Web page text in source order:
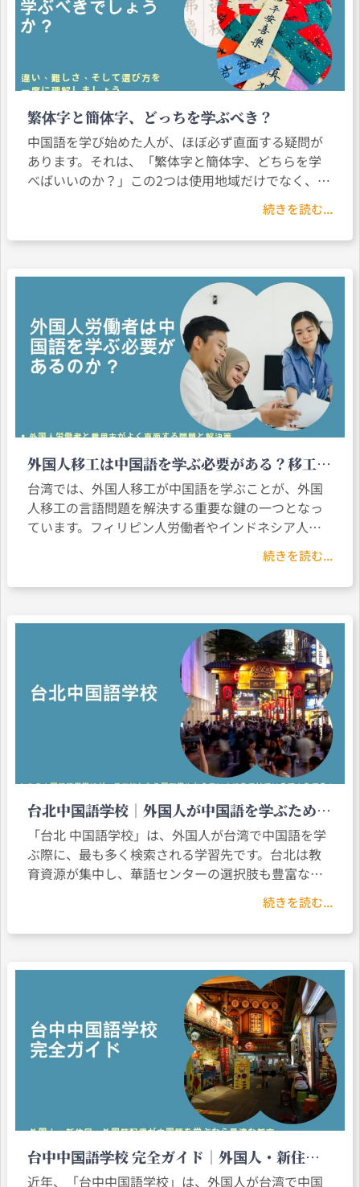
繁体字と簡体字、どっちを学ぶべき？
中国語を学び始めた人が、ほぼ必ず直面する疑問が
あります。それは、「繁体字と簡体字、どちらを学
べばいいのか？」この2つは使用地域だけでなく、教
材、試験、さらには入力方法まで異なります。方向
を間違えると、3〜4ヶ月学習した後に「選択を間違
えた」と気づくことも少なくありません。
続きを読む...
外国人移工は中国語を学ぶ必要がある？移工と
雇用主がよく直面する問題と解決方法
台湾では、外国人移工が中国語を学ぶことが、外国
人移工の言語問題を解決する重要な鍵の一つとなっ
ています。フィリピン人労働者やインドネシア人、
また外国籍配偶者にとって、中国語能力は単なる仕
事のためだけではなく、台湾での生活に適応し、雇
用主との信頼関係を築く基礎でもあります。
続きを読む...
台北中国語学校｜外国人が中国語を学ぶための
比較と選び方
「台北 中国語学校」は、外国人が台湾で中国語を学
ぶ際に、最も多く検索される学習先です。台北は教
育資源が集中し、華語センターの選択肢も豊富なた
め、多くの学習者が台北中国語学校を中国語学習の
出発点として考えています。本記事では、台北の中
国語学校および台北華語センターの違いを体系的に
続きを読む...
台中中国語学校 完全ガイド｜外国人・新住
民・外国籍配偶が中国語を学ぶなら最適な都市
近年、「台中中国語学校」は、外国人が台湾で中国